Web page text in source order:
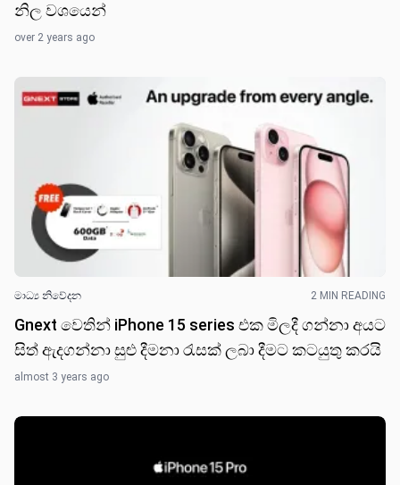
නිල වශයෙන්
over 2 years ago
මාධ්‍ය නිවේද​න 2 MIN READING
Gnext වෙතින් iPhone 15 series එක මිලදී ගන්නා අයට
සිත් ඇදගන්නා සුළු දීමනා රැසක් ලබා දීමට කටයුතු කර​යි
almost 3 years ago